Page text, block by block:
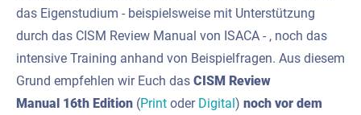
das Eigenstudium - beispielsweise mit Unterstützung
durch das CISM Review Manual von ISACA - , noch das
intensive Training anhand von Beispielfragen. Aus diesem
Grund empfehlen wir Euch das CISM Review
Manual 16th Edition (Print oder Digital ) noch vor dem